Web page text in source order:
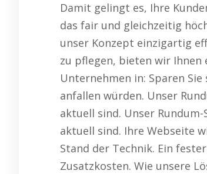
Damit gelingt es, Ihre
das fair und gleichzeitig
unser Konzept einzigartig
zu pflegen, bieten wir
Unternehmen in: Sparen
anfallen würden. Unser
aktuell sind. Unser
aktuell sind. Ihre Webseite
Stand der Technik. Ein
Zusatzkosten. Wie unsere